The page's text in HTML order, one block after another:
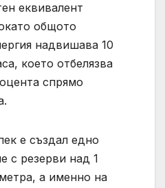
еквивалент
общото
надвишава 10
което отбелязва
спрямо
е създал едно
с резерви над 1
а именно на